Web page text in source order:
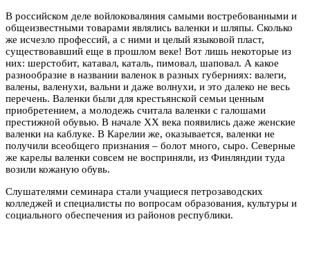
В российском деле войлоковаляния самыми востребованными и
общеизвестными товарами являлись валенки и шляпы. Сколько
же исчезло профессий, а с ними и целый языковой пласт,
существовавший еще в прошлом веке! Вот лишь некоторые из
них: шерстобит, катавал, каталь, пимовал, шаповал. А какое
разнообразие в названии валенок в разных губерниях: валеги,
валены, валенухи, вальни и даже волнухи, и это далеко не весь
перечень. Валенки были для крестьянской семьи ценным
приобретением, а молодежь считала валенки с галошами
престижной обувью. В начале ХХ века появились даже женские
валенки на каблуке. В Карелии же, оказывается, валенки не
получили всеобщего признания – болот много, сыро. Северные
же карелы валенки совсем не восприняли, из Финляндии туда
возили кожаную обувь.
Слушателями семинара стали учащиеся петрозаводских
колледжей и специалисты по вопросам образования, культуры и
социального обеспечения из районов республики.